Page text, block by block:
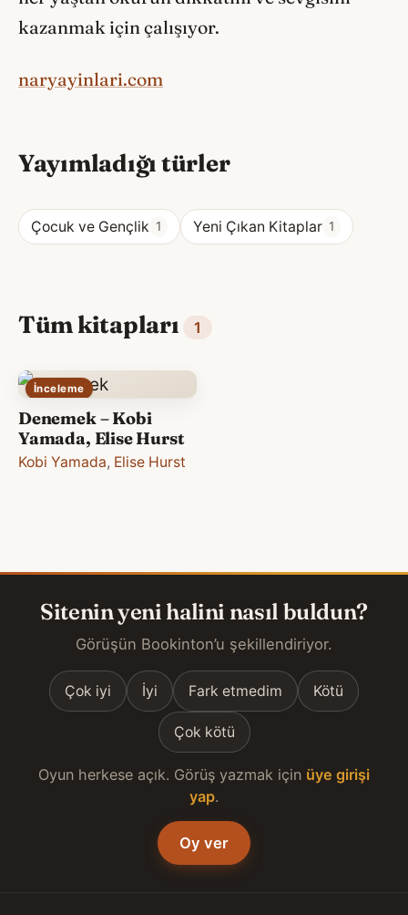
kazanmak için çalışıyor.
naryayinlari.com
Yayımladığı türler
Çocuk ve Gençlik 1 Yeni Çıkan Kitaplar 1
Tüm kitapları 1
İnceleme
Denemek – Kobi
Yamada, Elise Hurst
Kobi Yamada, Elise Hurst
Sitenin yeni halini nasıl buldun?
Görüşün Bookinton’u şekillendiriyor.
Çok iyi İyi Fark etmedim Kötü
Çok kötü
Oyun herkese açık. Görüş yazmak için üye girişi
yap.
Oy ver